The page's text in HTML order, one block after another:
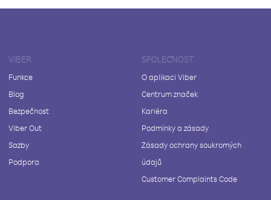
VIBER
Funkce
Blog
Bezpečnost
Viber Out
Sazby
Podpora
SPOLEČNOST
O aplikaci Viber
Centrum značek
Kariéra
Podmínky a zásady
Zásady ochrany soukromých
údajů
Customer Complaints Code